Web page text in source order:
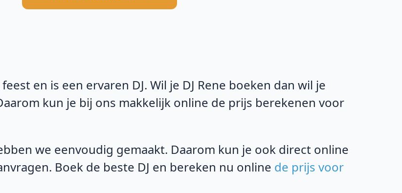
en is een ervaren DJ. Wil je DJ Rene boeken dan wil je
kun je bij ons makkelijk online de prijs berekenen voor
we eenvoudig gemaakt. Daarom kun je ook direct online
Boek de beste DJ en bereken nu online de prijs voor